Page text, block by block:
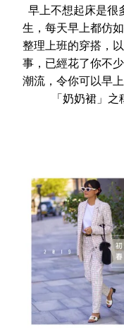
早上不想起床是很
生，每天早上都仿
整理上班的穿搭，
事，已經花了你不
潮流，令你可以早
「奶奶裙」